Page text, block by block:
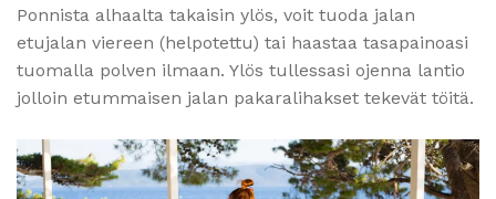
Ponnista alhaalta takaisin ylös, voit tuoda jalan
etujalan viereen (helpotettu) tai haastaa tasapainoasi
tuomalla polven ilmaan. Ylös tullessasi ojenna lantio
jolloin etummaisen jalan pakaralihakset tekevät töitä.